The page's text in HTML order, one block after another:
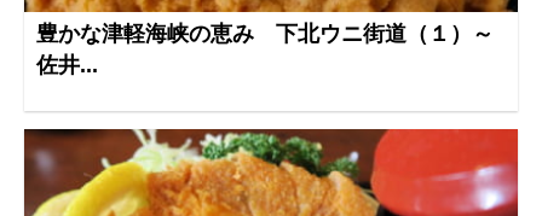
豊かな津軽海峡の恵み 下北ウニ街道（１）～
佐井...